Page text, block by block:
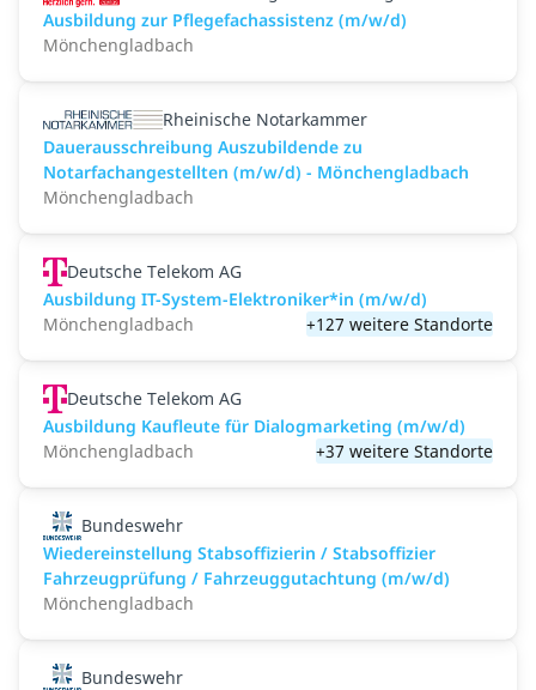
Ausbildung zur Pflegefachassistenz (m/w/d)
Mönchengladbach
Rheinische Notarkammer
Dauerausschreibung Auszubildende zu
Notarfachangestellten (m/w/d) - Mönchengladbach
Mönchengladbach
Deutsche Telekom AG
Ausbildung IT-System-Elektroniker*in (m/w/d)
Mönchengladbach
+127 weitere Standorte
Deutsche Telekom AG
Ausbildung Kaufleute für Dialogmarketing (m/w/d)
Mönchengladbach
+37 weitere Standorte
Bundeswehr
Wiedereinstellung Stabsoffizierin / Stabsoffizier
Fahrzeugprüfung / Fahrzeuggutachtung (m/w/d)
Mönchengladbach
Bundeswehr